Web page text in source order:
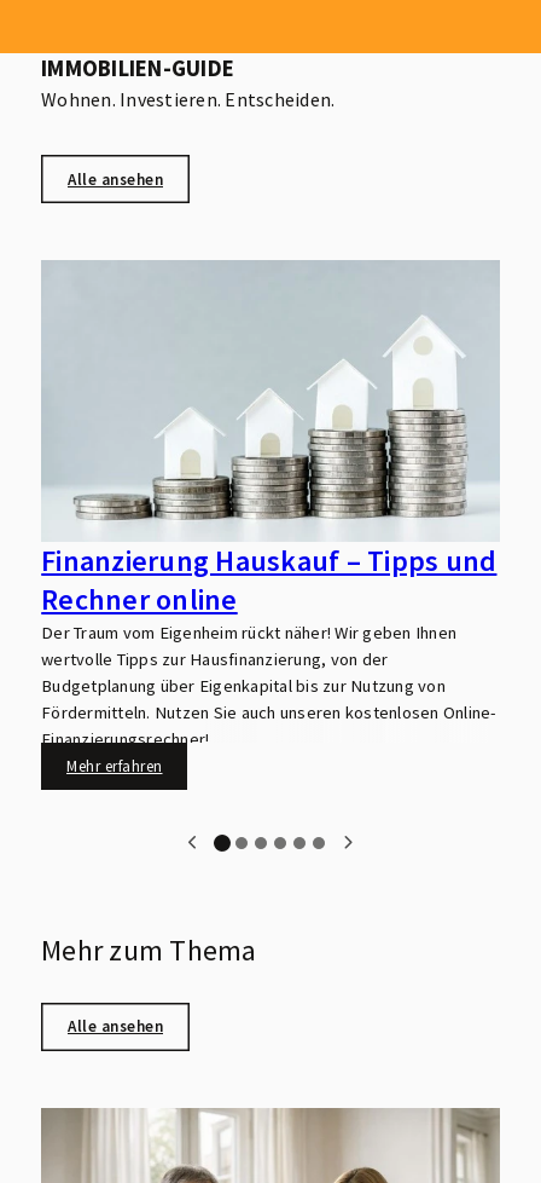
IMMOBILIEN-GUIDE
Wohnen. Investieren. Entscheiden.
Alle ansehen
Finanzierung Hauskauf – Tipps und
Rechner online
Der Traum vom Eigenheim rückt näher! Wir geben Ihnen
wertvolle Tipps zur Hausfinanzierung, von der
Budgetplanung über Eigenkapital bis zur Nutzung von
Fördermitteln. Nutzen Sie auch unseren kostenlosen Online-
Finanzierungsrechner!
Mehr erfahren
Mehr zum Thema
Alle ansehen